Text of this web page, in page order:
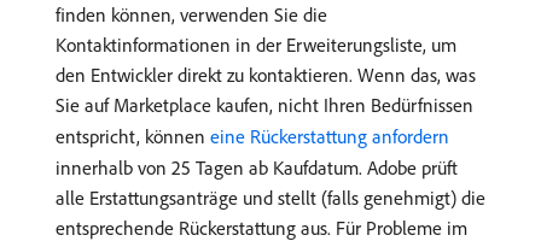
finden können, verwenden Sie die
Kontaktinformationen in der Erweiterungsliste, um
den Entwickler direkt zu kontaktieren. Wenn das, was
Sie auf Marketplace kaufen, nicht Ihren Bedürfnissen
entspricht, können eine Rückerstattung anfordern
innerhalb von 25 Tagen ab Kaufdatum. Adobe prüft
alle Erstattungsanträge und stellt (falls genehmigt) die
entsprechende Rückerstattung aus. Für Probleme im